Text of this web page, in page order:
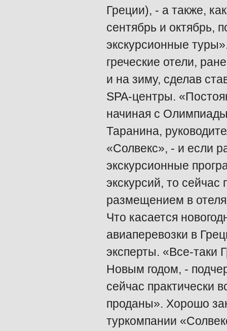
Греции), - а также,
сентябрь и октябрь,
экскурсионные
греческие отели,
и на зиму, сделав
SPA-центры.
начиная с
Таранина,
«Солвекс», - и если
экскурсионные
экскурсий, то
размещением в
Что касается
авиаперевозки в
эксперты. «Все-таки
Новым годом, -
сейчас практически
проданы». Хорошо
туркомпании